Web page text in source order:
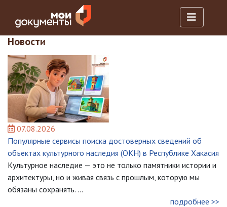
Новости
07.08.2026
Популярные сервисы поиска достоверных сведений об
объектах культурного наследия (ОКН) в Республике Хакасия
Культурное наследие — это не только памятники истории и
архитектуры, но и живая связь с прошлым, которую мы
обязаны сохранять. ...
подробнее >>